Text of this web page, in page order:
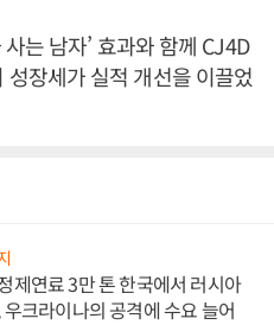
는 남자’ 효과와 함께 CJ4D
장세가 실적 개선을 이끌었
제연료 3만 톤 한국에서 러시아
크라이나의 공격에 수요 늘어